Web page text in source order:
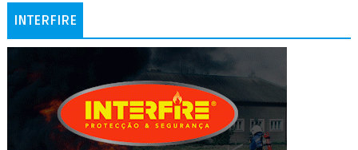
INTERFIRE